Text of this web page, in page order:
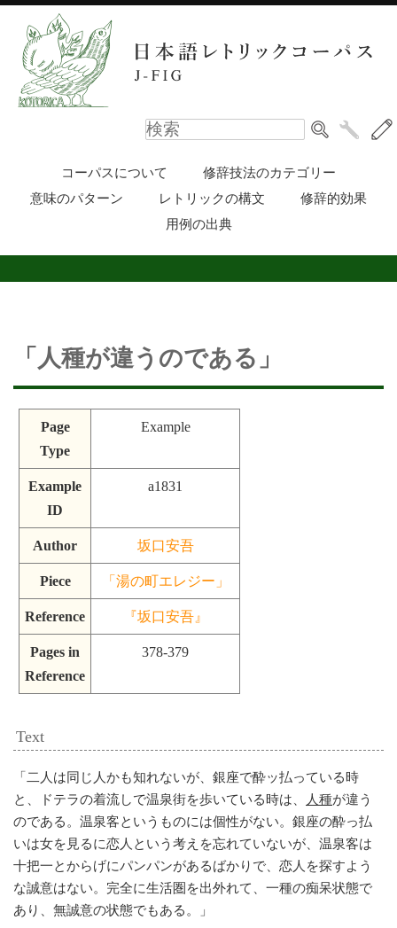
コーパスについて
修辞技法のカテゴリー
意味のパターン
レトリックの構文
修辞的効果
用例の出典
「人種が違うのである」
Page
Type
Example
Example
ID
a1831
Author 坂口安吾
Piece 「湯の町エレジー」
Reference 『坂口安吾』
Pages in
Reference
378-379
Text
「 二人は同じ人かも知れないが、銀座で酔ッ払っている時
と、ドテラの着流しで温泉街を歩いている時は、
人種が違う
のである。温泉客というものには個性がない。銀座の酔っ払
いは女を見るに恋人という考えを忘れていないが、温泉客は
十把一とからげにパンパンがあるばかりで、恋人を探すよう
な誠意はない。完全に生活圏を出外れて、一種の痴呆状態で
あり、無誠意の状態でもある。
」